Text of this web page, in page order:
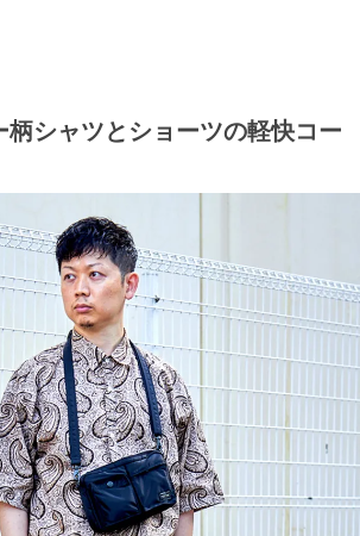
シャツとショーツの軽快コー